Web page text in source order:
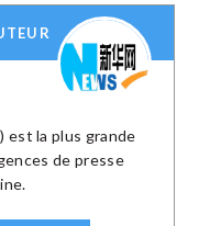
est la plus grande
de presse